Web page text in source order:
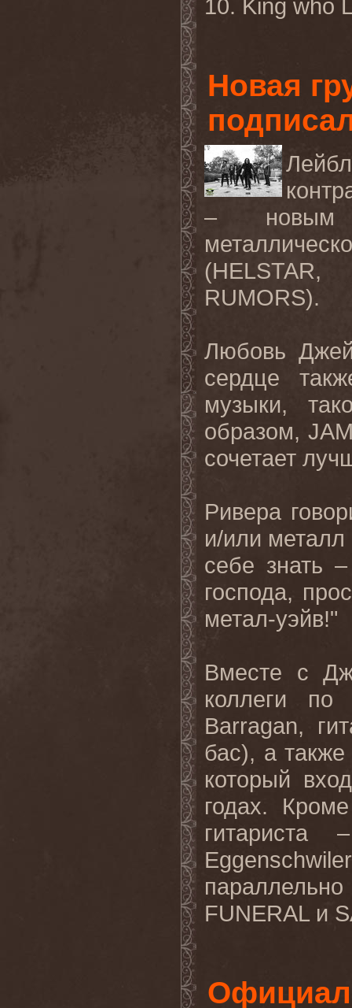
10. King who
Новая
– новым
RUMORS).
Любовь
сердце
музыки,
образом,
сочетает
Ривера
и/или металл
себе знать
господа,
метал-уэйв!"
Вместе с
коллеги по
Barragan,
бас), а
который
годах.
гитариста
FUNERAL и